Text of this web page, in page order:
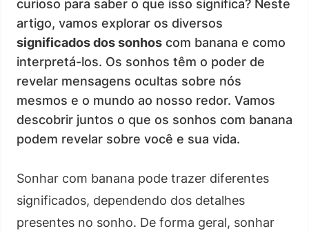
curioso para saber o que isso significa? Neste
artigo, vamos explorar os diversos
significados dos sonhos com banana e como
interpretá-los. Os sonhos têm o poder de
revelar mensagens ocultas sobre nós
mesmos e o mundo ao nosso redor. Vamos
descobrir juntos o que os sonhos com banana
podem revelar sobre você e sua vida.
Sonhar com banana pode trazer diferentes
significados, dependendo dos detalhes
presentes no sonho. De forma geral, sonhar